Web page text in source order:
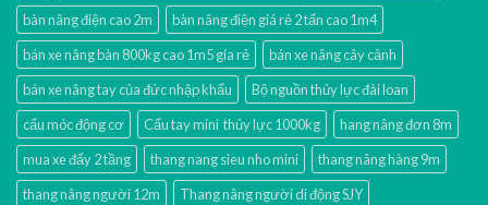
bàn nâng điện cao 2m
bàn nâng điện giá rẻ 2 tấn cao 1m4
bán xe nâng bàn 800kg cao 1m5 gía rẻ
bán xe nâng cây cảnh
bán xe nâng tay của đức nhập khẩu
Bộ nguồn thủy lực đài loan
cẩu móc động cơ
Cẩu tay mini thủy lực 1000kg
hang nâng đơn 8m
mua xe đẩy 2 tầng
thang nang sieu nho mini
thang nâng hàng 9m
thang nâng người 12m
Thang nâng người di động SJY